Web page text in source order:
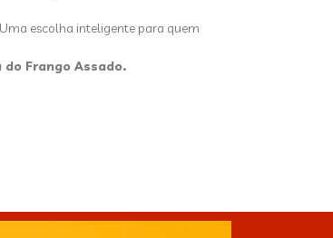
escolha inteligente para quem
do Frango Assado.